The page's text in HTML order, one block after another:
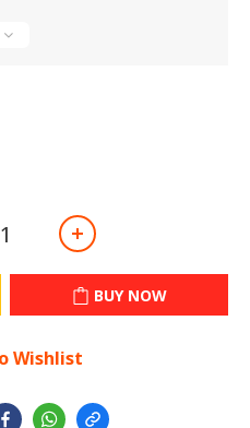
BUY NOW
Wishlist